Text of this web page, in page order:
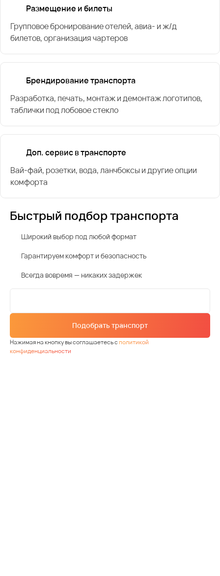
Размещение и билеты
Групповое бронирование отелей, авиа- и ж/д
билетов, организация чартеров
Брендирование транспорта
Разработка, печать, монтаж и демонтаж логотипов,
таблички под лобовое стекло
Доп. сервис в транспорте
Вай-фай, розетки, вода, ланчбоксы и другие опции
комфорта
Быстрый подбор транспорта
Широкий выбор под любой формат
Гарантируем комфорт и безопасность
Всегда вовремя — никаких задержек
Подобрать транспорт
Нажимая на кнопку вы соглашаетесь сполитикой
конфиденциальности